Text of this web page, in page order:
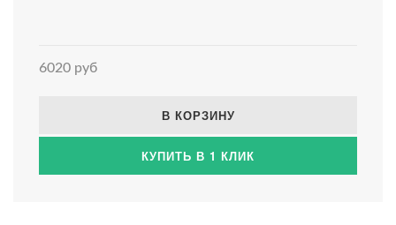
6020 руб
В КОРЗИНУ
КУПИТЬ В 1 КЛИК